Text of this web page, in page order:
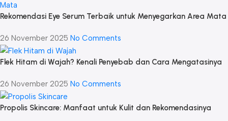
Rekomendasi Eye Serum Terbaik untuk Menyegarkan Area Mata
26 November 2025 No Comments
Flek Hitam di Wajah? Kenali Penyebab dan Cara Mengatasinya
26 November 2025 No Comments
Propolis Skincare: Manfaat untuk Kulit dan Rekomendasinya